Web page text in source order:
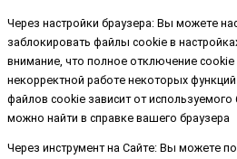
Через настройки браузера: Вы можете
заблокировать файлы cookie в
внимание, что полное отключение cookie
некорректной работе некоторых
файлов cookie зависит от
можно найти в справке вашего браузера
Через инструмент на Сайте: Вы можете